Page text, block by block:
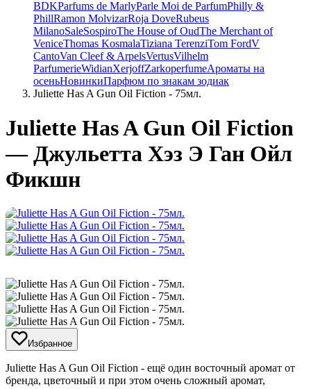
BDKParfums de MarlyParle Moi de ParfumPhilly &
PhillRamon MolvizarRoja DoveRubeus
MilanoSaleSospiroThe House of OudThe Merchant of
VeniceThomas KosmalaTiziana TerenziTom FordV
CantoVan Cleef & ArpelsVertusVilhelm
ParfumerieWidianXerjoffZarkoperfumeАроматы на
осеньНовинкиПарфюм по знакам зодиак
Juliette Has A Gun Oil Fiction - 75мл.
Juliette Has A Gun Oil Fiction
— Джульетта Хэз Э Ган Ойл
Фикшн
Избранное
​Juliette Has A Gun Oil Fiction - ещё один восточный аромат от
бренда, цветочный и при этом очень сложный аромат,